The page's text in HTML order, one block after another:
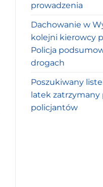
prowadzenia
Dachowanie w
kolejni kierowcy
Policja
drogach
Poszukiwany
latek
policjantów